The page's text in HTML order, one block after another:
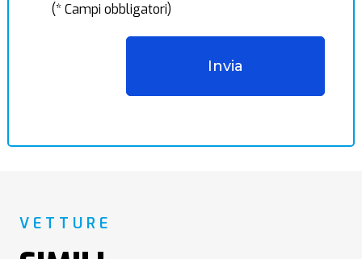
(* Campi obbligatori)
VETTURE